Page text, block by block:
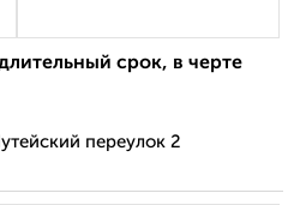
срок, в черте
переулок 2